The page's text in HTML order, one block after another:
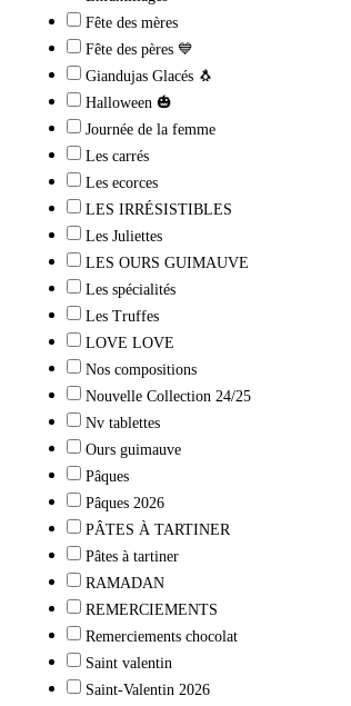
Fête des mères
Fête des pères 💙
Giandujas Glacés 🐧
Halloween 🎃
Journée de la femme
Les carrés
Les ecorces
LES IRRÉSISTIBLES
Les Juliettes
LES OURS GUIMAUVE
Les spécialités
Les Truffes
LOVE LOVE
Nos compositions
Nouvelle Collection 24/25
Nv tablettes
Ours guimauve
Pâques
Pâques 2026
PÂTES À TARTINER
Pâtes à tartiner
RAMADAN
REMERCIEMENTS
Remerciements chocolat
Saint valentin
Saint-Valentin 2026